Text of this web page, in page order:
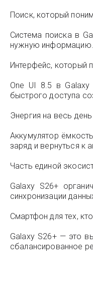
Поиск, который
Система поиска в
нужную информацию.
Интерфейс, который
One UI 8.5 в Galaxy
быстрого доступа
Энергия на весь день
Аккумулятор
заряд и вернуться к
Часть единой
Galaxy S26+
синхронизации
Смартфон для тех,
Galaxy S26+ — это
сбалансированное